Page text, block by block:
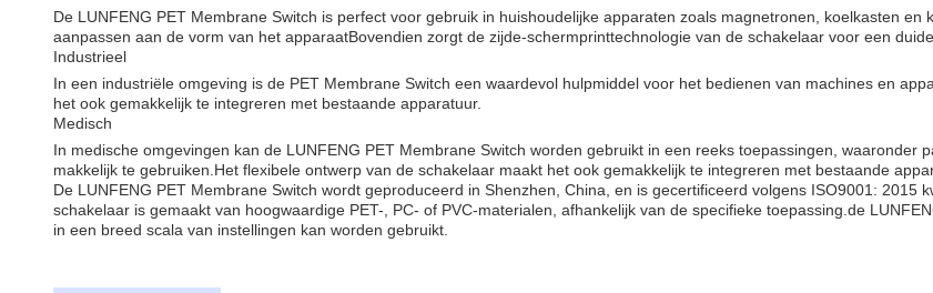
De LUNFENG PET Membrane Switch is perfect voor gebruik in huishoudelijke apparaten zoals magnetronen, koelkasten
aanpassen aan de vorm van het apparaatBovendien zorgt de zijde-schermprinttechnologie van de schakelaar voor een
Industrieel
In een industriële omgeving is de PET Membrane Switch een waardevol hulpmiddel voor het bedienen van machines en
het ook gemakkelijk te integreren met bestaande apparatuur.
Medisch
In medische omgevingen kan de LUNFENG PET Membrane Switch worden gebruikt in een reeks toepassingen,
makkelijk te gebruiken.Het flexibele ontwerp van de schakelaar maakt het ook gemakkelijk te integreren met bestaande
De LUNFENG PET Membrane Switch wordt geproduceerd in Shenzhen, China, en is gecertificeerd volgens ISO9001: 2015
schakelaar is gemaakt van hoogwaardige PET-, PC- of PVC-materialen, afhankelijk van de specifieke toepassing.de
in een breed scala van instellingen kan worden gebruikt.